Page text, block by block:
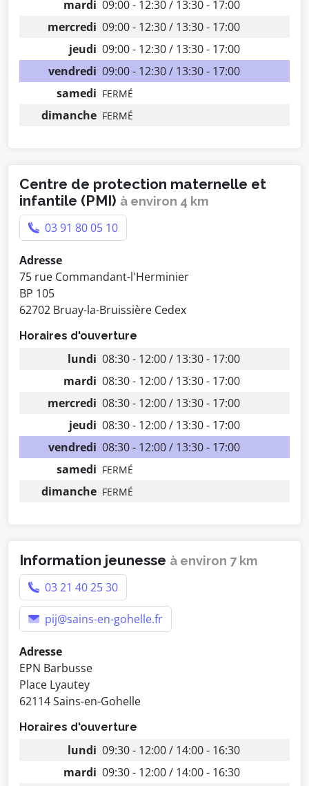
mardi 09:00 - 12:30 / 13:30 - 17:00
mercredi 09:00 - 12:30 / 13:30 - 17:00
jeudi 09:00 - 12:30 / 13:30 - 17:00
vendredi 09:00 - 12:30 / 13:30 - 17:00
samedi FERMÉ
dimanche FERMÉ
Centre de protection maternelle et
infantile (PMI) à environ 4 km
03 91 80 05 10
Adresse
75 rue Commandant-l'Herminier
BP 105
62702 Bruay-la-Bruissière Cedex
Horaires d'ouverture
lundi 08:30 - 12:00 / 13:30 - 17:00
mardi 08:30 - 12:00 / 13:30 - 17:00
mercredi 08:30 - 12:00 / 13:30 - 17:00
jeudi 08:30 - 12:00 / 13:30 - 17:00
vendredi 08:30 - 12:00 / 13:30 - 17:00
samedi FERMÉ
dimanche FERMÉ
Information jeunesse à environ 7 km
03 21 40 25 30
pij@sains-en-gohelle.fr
Adresse
EPN Barbusse
Place Lyautey
62114 Sains-en-Gohelle
Horaires d'ouverture
lundi 09:30 - 12:00 / 14:00 - 16:30
mardi 09:30 - 12:00 / 14:00 - 16:30